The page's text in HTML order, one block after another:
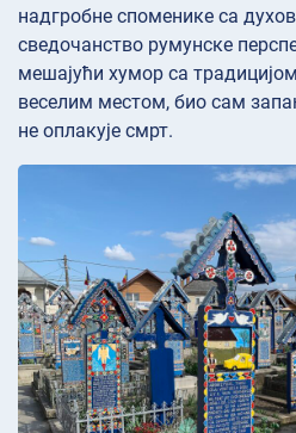
надгробне споменике са
сведочанство румунске
мешајући хумор са
веселим местом, био сам
не оплакује смрт.